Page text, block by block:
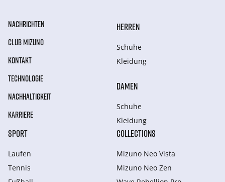
NACHRICHTEN
CLUB MIZUNO
KONTAKT
TECHNOLOGIE
NACHHALTIGKEIT
KARRIERE
HERREN
Schuhe
Kleidung
DAMEN
Schuhe
Kleidung
SPORT
Laufen
Tennis
COLLECTIONS
Mizuno Neo Vista
Mizuno Neo Zen